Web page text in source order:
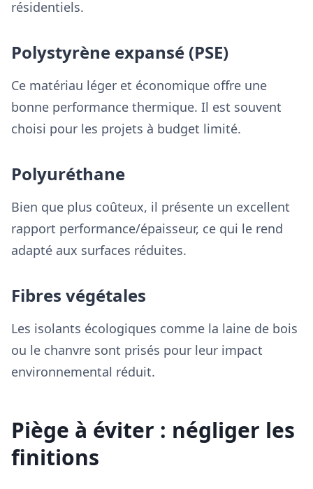
résidentiels.
Polystyrène expansé (PSE)
Ce matériau léger et économique offre une
bonne performance thermique. Il est souvent
choisi pour les projets à budget limité.
Polyuréthane
Bien que plus coûteux, il présente un excellent
rapport performance/épaisseur, ce qui le rend
adapté aux surfaces réduites.
Fibres végétales
Les isolants écologiques comme la laine de bois
ou le chanvre sont prisés pour leur impact
environnemental réduit.
Piège à éviter : négliger les
finitions